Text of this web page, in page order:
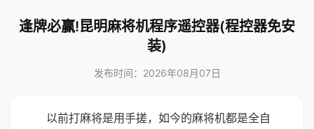
逢牌必赢!昆明麻将机程序遥控器(程控器免安
装)
发布时间：2026年08月07日
以前打麻将是用手搓，如今的麻将机都是全自